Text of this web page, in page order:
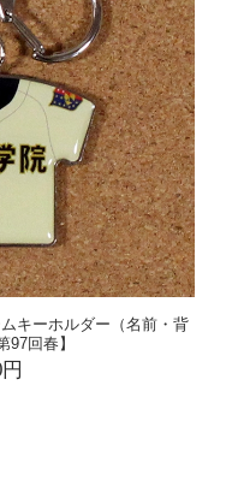
キーホルダー（名前・背
97回春】